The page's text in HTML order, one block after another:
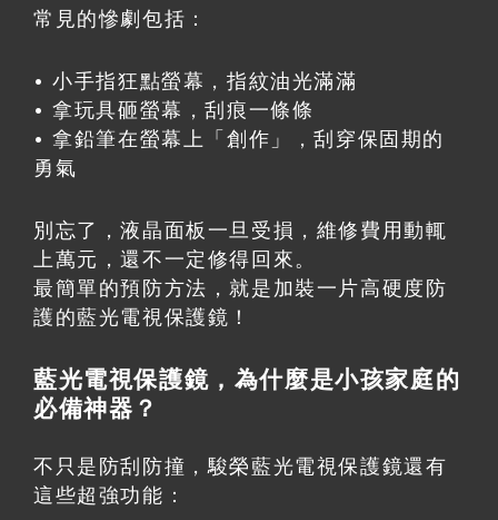
常見的慘劇包括：
• 小手指狂點螢幕，指紋油光滿滿
• 拿玩具砸螢幕，刮痕一條條
• 拿鉛筆在螢幕上「創作」，刮穿保固期的
勇氣
別忘了，液晶面板一旦受損，維修費用動輒
上萬元，還不一定修得回來。
最簡單的預防方法，就是加裝一片高硬度防
護的藍光電視保護鏡！
藍光電視保護鏡，為什麼是小孩家庭的
必備神器？
不只是防刮防撞，駿榮藍光電視保護鏡還有
這些超強功能：